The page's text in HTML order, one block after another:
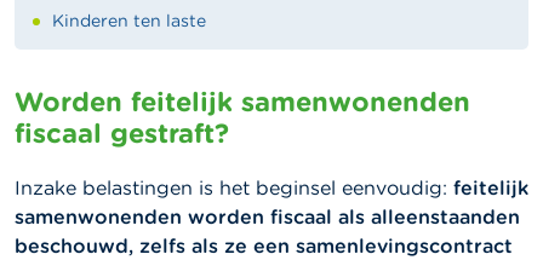
Kinderen ten laste
Worden feitelijk samenwonenden
fiscaal gestraft?
Inzake belastingen is het beginsel eenvoudig: feitelijk
samenwonenden worden fiscaal als alleenstaanden
beschouwd, zelfs als ze een samenlevingscontract